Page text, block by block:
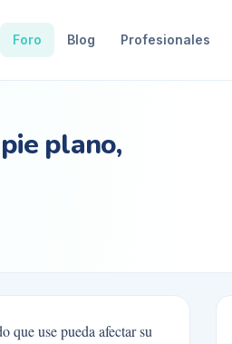
Foro Blog Profesionales
plano,
que use pueda afectar su